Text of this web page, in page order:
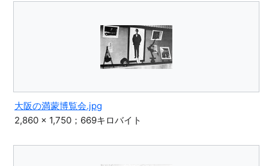
大阪の満蒙博覧会.jpg
2,860 × 1,750；669キロバイト